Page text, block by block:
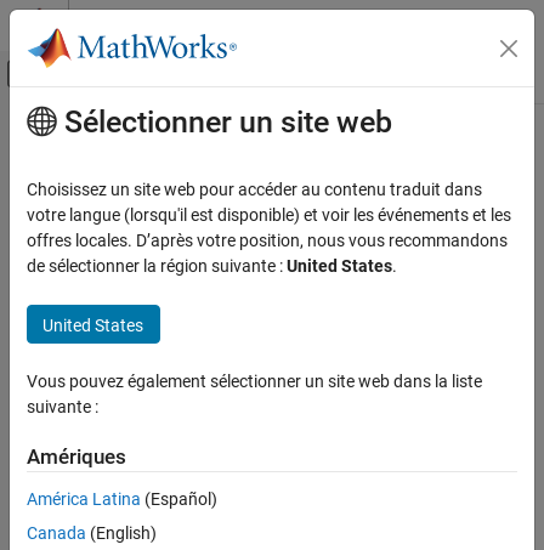
Passer au contenu
Activer/désactiver l'affichage du menu
Accueil de la documentation
Simulink Check
Collect Model and Testing Metrics
Simulink Goto Blocks
Metric ID
Supported Artifacts
Results
See Also
Contenu principal
Simulink
Since R2022b
Metric ID
slcomp.SimulinkGotos
Description
each layer of a unit or component.
You can collect this metric forUnitsandComponents. To control
what the dashboard classifies as a unit or component, see
Categorize Models in Hierarchy as Components or Units
Sélectionner un site web
Choisissez un site web pour accéder au contenu traduit dans
votre langue (lorsqu'il est disponible) et voir les événements et les
offres locales. D’après votre position, nous vous recommandons
de sélectionner la région suivante :United States.
United States
Vous pouvez également sélectionner un site web dans la liste
suivante :
Amériques
América Latina (Español)
Canada (English)